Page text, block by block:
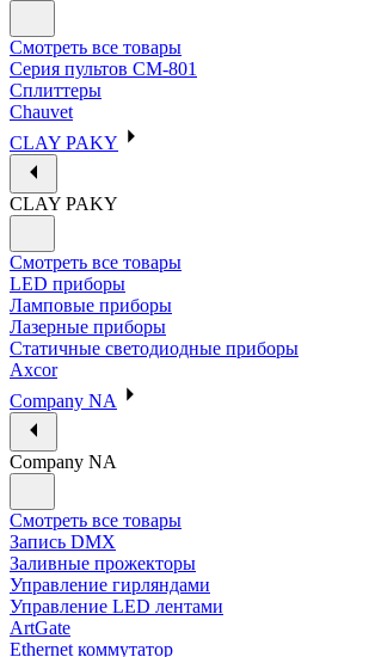
Смотреть все товары
Серия пультов CM-801
Сплиттеры
Chauvet
CLAY PAKY
CLAY PAKY
Смотреть все товары
LED приборы
Ламповые приборы
Лазерные приборы
Статичные светодиодные приборы
Axcor
Company NA
Company NA
Смотреть все товары
Запись DMX
Заливные прожекторы
Управление гирляндами
Управление LED лентами
ArtGate
Ethernet коммутатор